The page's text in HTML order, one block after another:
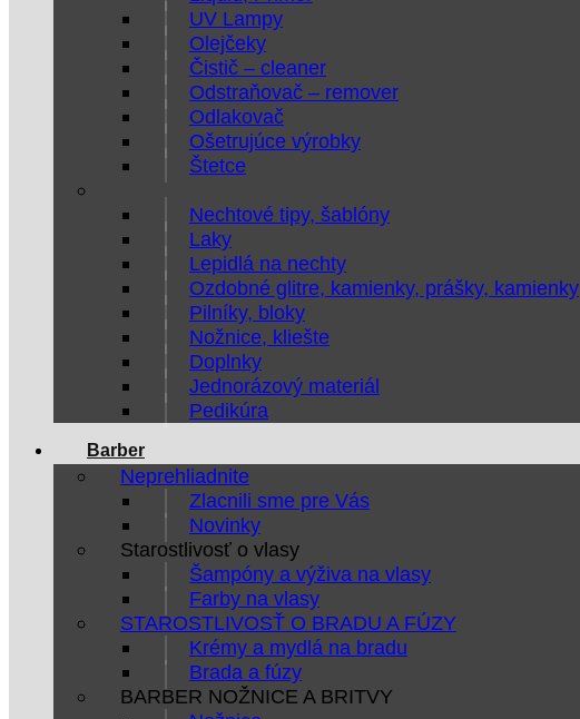
UV Lampy
Olejčeky
Čistič – cleaner
Odstraňovač – remover
Odlakovač
Ošetrujúce výrobky
Štetce
Nechtové tipy, šablóny
Laky
Lepidlá na nechty
Ozdobné glitre, kamienky, prášky, kamienky
Pilníky, bloky
Nožnice, kliešte
Doplnky
Jednorázový materiál
Pedikúra
Barber
Neprehliadnite
Zlacnili sme pre Vás
Novinky
Starostlivosť o vlasy
Šampóny a výživa na vlasy
Farby na vlasy
STAROSTLIVOSŤ O BRADU A FÚZY
Krémy a mydlá na bradu
Brada a fúzy
BARBER NOŽNICE A BRITVY